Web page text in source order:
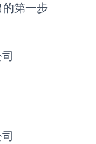
第一步